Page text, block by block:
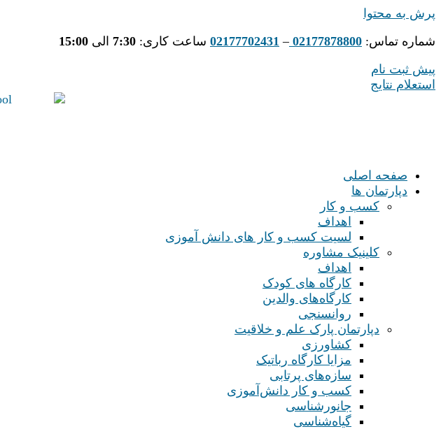
پرش به محتوا
شماره تماس: 02177878800
–
02177702431 ساعت کاری: 7:30 الی 15:00
پیش ثبت نام
استعلام نتایج
صفحه اصلی
دپارتمان ها
کسب و کار
اهداف
لسیت کسب و کار های دانش آموزی
کلینیک مشاوره
اهداف
کارگاه های کودک
کارگاه‌های والدین
روانسنجی
دپارتمان پارک علم و خلاقیت
کشاورزی
مزایا کارگاه رباتیک
سازه‌های پرتابی
کسب و کار دانش‌آموزی
جانورشناسی
گیاه‌شناسی